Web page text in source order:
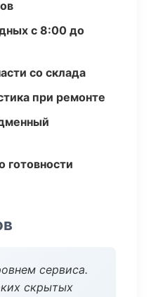
с 8:00 до
со склада
при ремонте
готовности
сервиса.
скрытых